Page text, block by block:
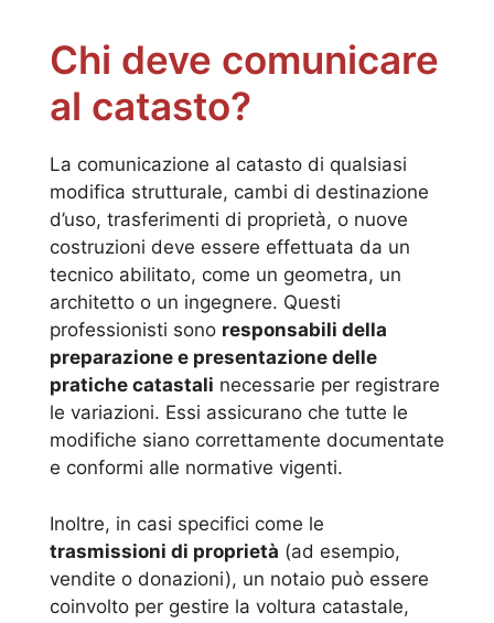
Chi deve comunicare
al catasto?
La comunicazione al catasto di qualsiasi
modifica strutturale, cambi di destinazione
d’uso, trasferimenti di proprietà, o nuove
costruzioni deve essere effettuata da un
tecnico abilitato, come un geometra, un
architetto o un ingegnere. Questi
professionisti sono responsabili della
preparazione e presentazione delle
pratiche catastali necessarie per registrare
le variazioni. Essi assicurano che tutte le
modifiche siano correttamente documentate
e conformi alle normative vigenti.
Inoltre, in casi specifici come le
trasmissioni di proprietà (ad esempio,
vendite o donazioni), un notaio può essere
coinvolto per gestire la voltura catastale,